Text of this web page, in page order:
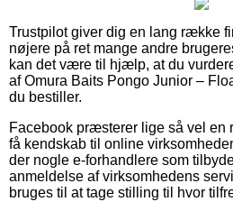
Trustpilot giver dig en lang række
nøjere på ret mange andre
kan det være til hjælp, at du
af Omura Baits Pongo Junior –
du bestiller.
Facebook præsterer lige så vel en
få kendskab til online
der nogle e-forhandlere som
anmeldelse af virksomhedens
bruges til at tage stilling til hvor